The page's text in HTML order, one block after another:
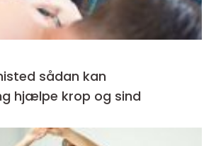
kan
hjælpe krop og sind